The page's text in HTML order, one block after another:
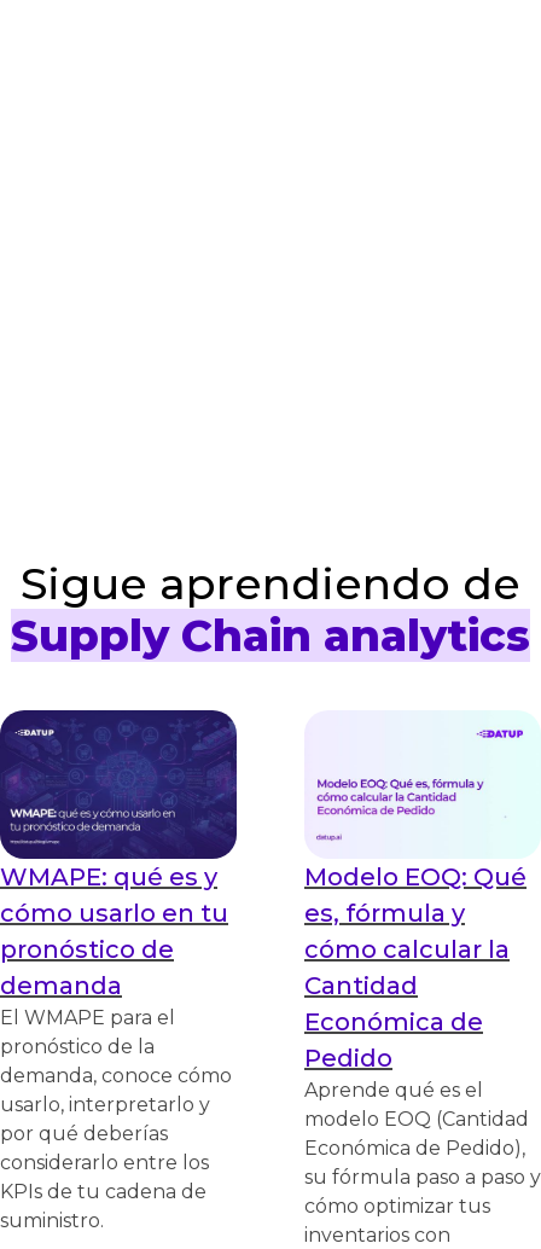
Sigue aprendiendo de
Supply Chain analytics
WMAPE: qué es y
cómo usarlo en tu
pronóstico de
demanda
El WMAPE para el
pronóstico de la
demanda, conoce cómo
usarlo, interpretarlo y
por qué deberías
considerarlo entre los
KPIs de tu cadena de
suministro.
Modelo EOQ: Qué
es, fórmula y
cómo calcular la
Cantidad
Económica de
Pedido
Aprende qué es el
modelo EOQ (Cantidad
Económica de Pedido),
su fórmula paso a paso y
cómo optimizar tus
inventarios con